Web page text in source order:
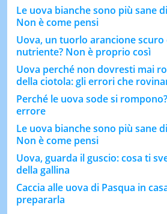
Le uova bianche sono più sane
Non è come pensi
Uova, un tuorlo arancione scuro
nutriente? Non è proprio così
Uova perché non dovresti mai
della ciotola: gli errori che
Perché le uova sode si
errore
Le uova bianche sono più sane
Non è come pensi
Uova, guarda il guscio: cosa ti
della gallina
Caccia alle uova di Pasqua in
prepararla